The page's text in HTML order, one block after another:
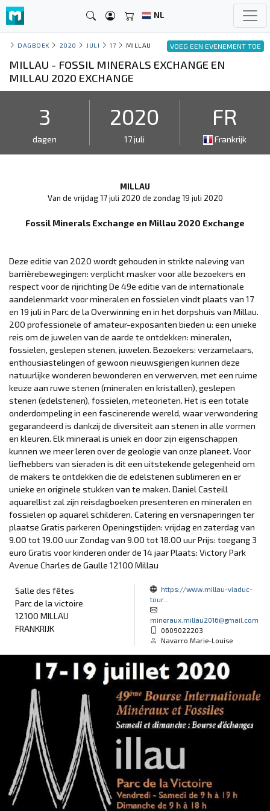
NL
VOEG EEN EVENEMENT TOE
DAGBOEK 2020 JULI 17 MILLAU
MILLAU - FOSSIL MINERALS EXCHANGE EN
MILLAU 2020 EXCHANGE
3
dagen
2020
17 juli
FR
Frankrijk
MILLAU
Van de vrijdag 17 juli 2020 de zondag 19 juli 2020
Fossil Minerals Exchange en Millau 2020 Exchange
Deze editie van 2020 wordt gehouden in strikte naleving van
barrièrebewegingen: verplicht masker voor alle bezoekers en
respect voor de rijrichting De 49e editie van de internationale
aandelenmarkt voor mineralen en fossielen vindt plaats van 17
en 19 juli in Parc de la Overwinning en in het dorpshuis van Millau.
200 professionele of amateur-exposanten bieden u: een unieke
reis om de juwelen van de aarde te ontdekken: mineralen,
fossielen, geslepen stenen, juwelen. Bezoekers: verzamelaars,
enthousiastelingen of gewoon nieuwsgierigen kunnen deze
natuurlijke wonderen bewonderen en verwerven, met een ruime
keuze aan ruwe stenen (mineralen en kristallen), geslepen
stenen (edelstenen), fossielen, meteorieten. Het is een totale
onderdompeling in een fascinerende wereld, waar verwondering
gegarandeerd is dankzij de diversiteit aan stenen in alle vormen
en kleuren. Elk mineraal is uniek en door zijn eigenschappen
kunnen we meer leren over de geologie van onze planeet. Voor
liefhebbers van sieraden is dit een uitstekende gelegenheid om
de makers te ontdekken die de edelstenen sublimeren en er
unieke en originele stukken van te maken. Daniel Casteill
aquarellist zal zijn reisdagboeken presenteren en mineralen en
fossielen op aquarel schilderen. Catering en versnaperingen ter
plaatse Gratis parkeren Openingstijden: vrijdag en zaterdag van
9.00 tot 19.00 uur Zondag van 9.00 tot 18.00 uur Prijs: toegang 3
euro Gratis voor kinderen onder de 14 jaar Plaats: Victory Park
Avenue Charles de Gaulle 12100 Millau
Salle des fêtes
Parc de la victoire
12100 MILLAU
FRANKRIJK
https://www.millau-viaduc-
tour...
mineraux.millau2016@gmail.com
0609022203
Navarro Marie-Louise